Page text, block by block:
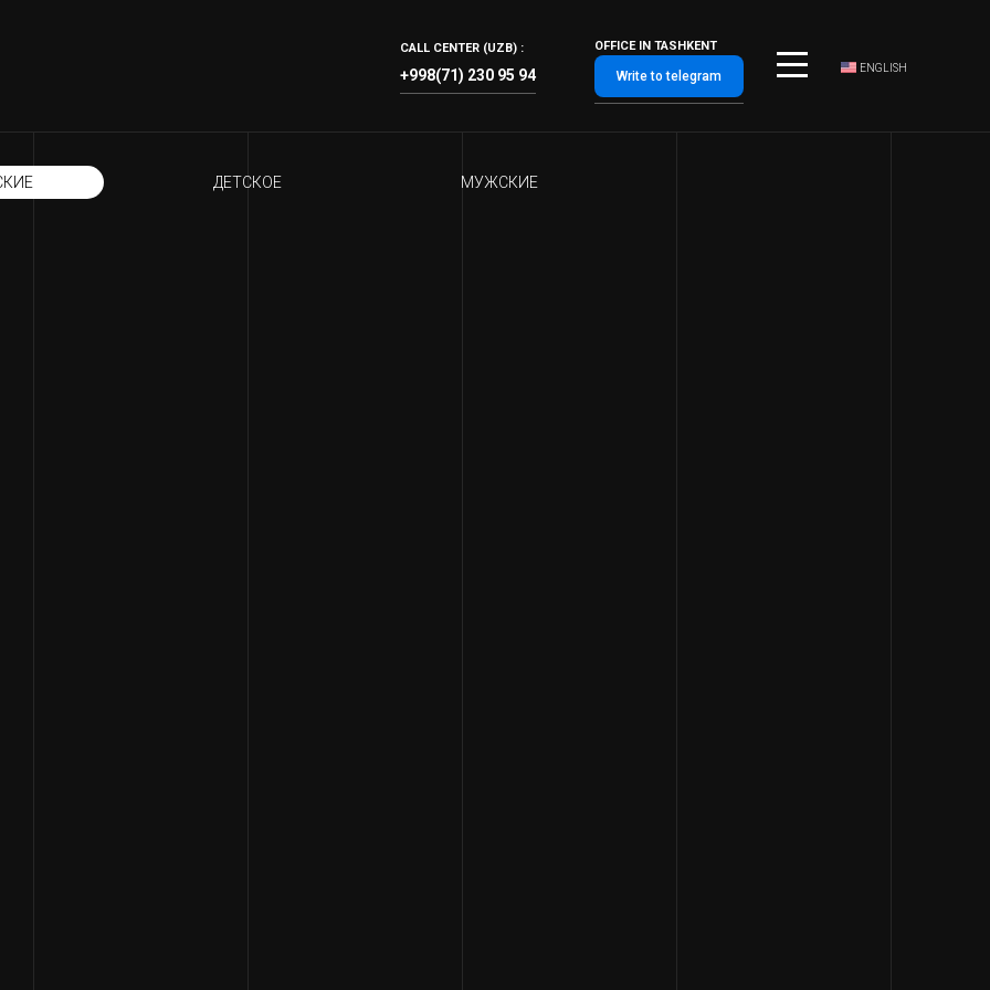
ENGLISH
CALL CENTER (UZB) :
+998(71) 230 95 94
OFFICE IN TASHKENT
Write to telegram
ДЕТСКОЕ МУЖСКИЕ